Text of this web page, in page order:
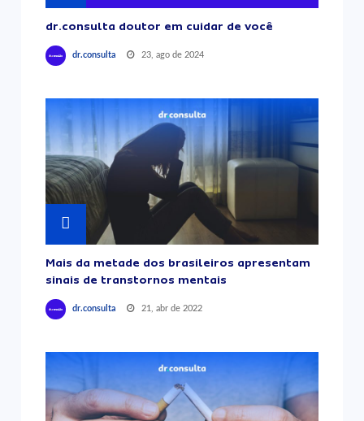
dr.consulta doutor em cuidar de você
dr.consulta 23, ago de 2024
Mais da metade dos brasileiros apresentam
sinais de transtornos mentais
dr.consulta 21, abr de 2022